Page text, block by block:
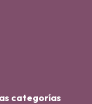
categorías